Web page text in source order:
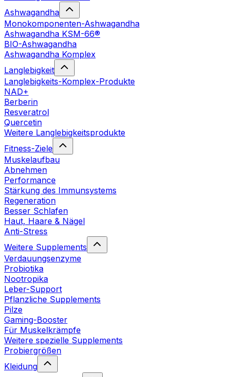
Ashwagandha
Monokomponenten-Ashwagandha
Ashwagandha KSM-66®
BIO-Ashwagandha
Ashwagandha Komplex
Langlebigkeit
Langlebigkeits-Komplex-Produkte
NAD+
Berberin
Resveratrol
Quercetin
Weitere Langlebigkeitsprodukte
Fitness-Ziele
Muskelaufbau
Abnehmen
Performance
Stärkung des Immunsystems
Regeneration
Besser Schlafen
Haut, Haare & Nägel
Anti-Stress
Weitere Supplements
Verdauungsenzyme
Probiotika
Nootropika
Leber-Support
Pflanzliche Supplements
Pilze
Gaming-Booster
Für Muskelkrämpfe
Weitere spezielle Supplements
Probiergrößen
Kleidung